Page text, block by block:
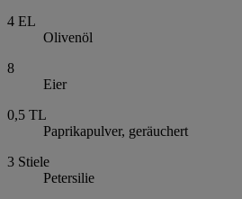
4 EL
Olivenöl
8
Eier
0,5 TL
Paprikapulver, geräuchert
3 Stiele
Petersilie